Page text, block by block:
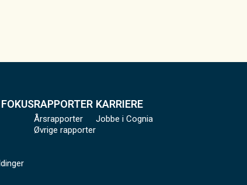
RAPPORTER
Årsrapporter
Øvrige rapporter
KARRIERE
Jobbe i Cognia